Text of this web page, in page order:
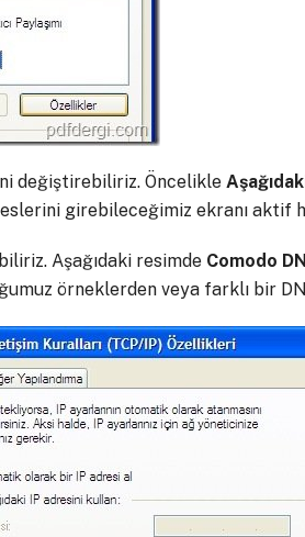
değiştirebiliriz. Öncelikle
girebileceğimiz ekranı aktif
Aşağıdaki resimde Comodo
örneklerden veya farklı bir